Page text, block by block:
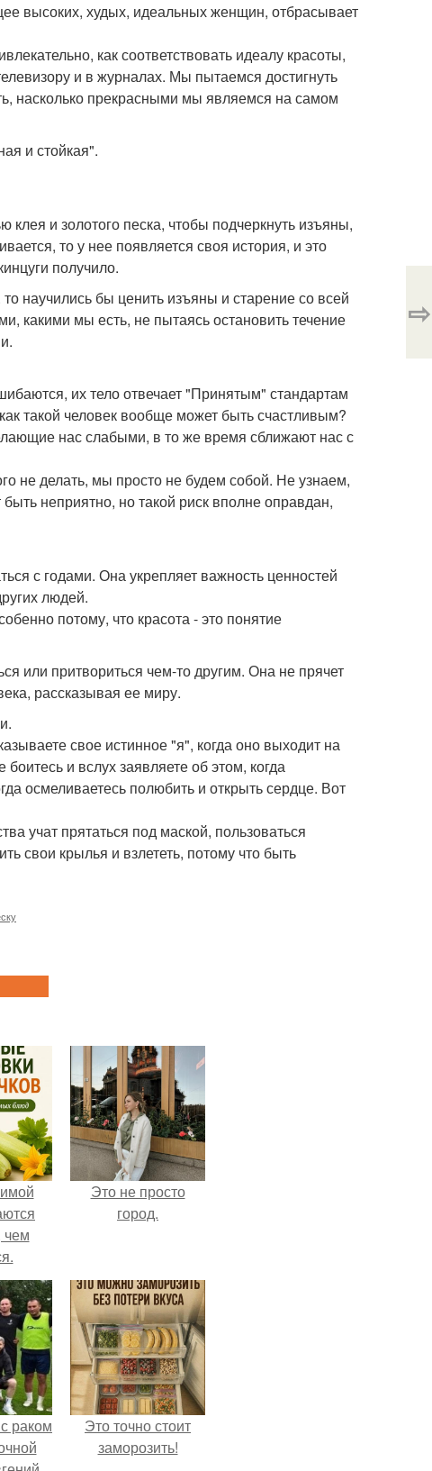
высоких, худых, идеальных женщин, отбрасывает
как соответствовать идеалу красоты,
и в журналах. Мы пытаемся достигнуть
насколько прекрасными мы являемся на самом
и стойкая".
и золотого песка, чтобы подчеркнуть изъяны,
то у нее появляется своя история, и это
получило.
научились бы ценить изъяны и старение со всей
какими мы есть, не пытаясь остановить течение
их тело отвечает "Принятым" стандартам
такой человек вообще может быть счастливым?
нас слабыми, в то же время сближают нас с
не делать, мы просто не будем собой. Не узнаем,
неприятно, но такой риск вполне оправдан,
с годами. Она укрепляет важность ценностей
людей.
потому, что красота - это понятие
или притвориться чем-то другим. Она не прячет
рассказывая ее миру.
свое истинное "я", когда оно выходит на
боитесь и вслух заявляете об этом, когда
осмеливаетесь полюбить и открыть сердце. Вот
учат прятаться под маской, пользоваться
свои крылья и взлететь, потому что быть
⇨
чем
Это не просто
город.
раком
Это точно стоит
заморозить!